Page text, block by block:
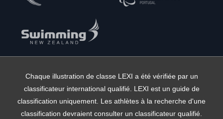
Chaque illustration de classe LEXI a été vérifiée par un
classificateur international qualifié. LEXI est un guide de
classification uniquement. Les athlètes à la recherche d'une
classification devraient consulter un classificateur qualifié.